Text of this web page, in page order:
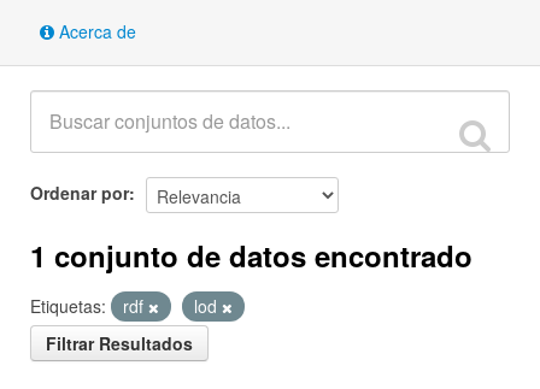
Acerca de
Ordenar por
1 conjunto de datos encontrado
Etiquetas: rdf
lod
Filtrar Resultados